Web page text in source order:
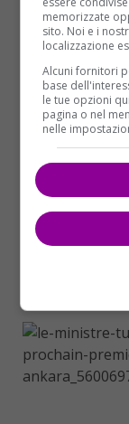
Il primo
condannato il
parte di
poliziotti. La
detto Ataturk
Yildirim nel
memorizzate
sito. Noi e i
localizzazione
Alcuni fornitori
base
le tue opzioni
pagina o nel
nelle